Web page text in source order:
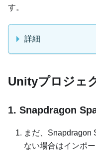
す。
詳細
Unityプロジェ
1. Snapdragon
まだ、Snapdragon
ない場合はインポー